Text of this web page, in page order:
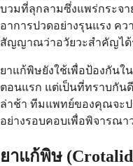
บวมที่ลุกลามซึ่งแพร่กระจ
อาการปวดอย่างรุนแรง ค
สัญญาณว่าอวัยวะสำคัญได้
ยาแก้พิษยังใช้เพื่อป้องกัน
ตอนแรก แต่เป็นที่ทราบกัน
ล่าช้า ทีมแพทย์ของคุณจะ
อย่างรอบคอบเพื่อพิจารณา
ยาแก้พิษ